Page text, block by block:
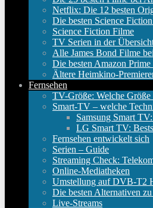
Netflix: Die 12 besten
Die besten Science
Science Fiction Filme
TV Serien in der
Alle James Bond Filme
Die besten Amazon
Ältere Heimkino-
Fernsehen
TV-Größe: Welche Größe
Smart-TV – welche
Samsung Smart
LG Smart TV:
Fernsehen entwickelt sich
Serien – Guide
Streaming Check:
Online-Mediatheken
Umstellung auf DVB-T2
Die besten Alternativen
Live-Streams